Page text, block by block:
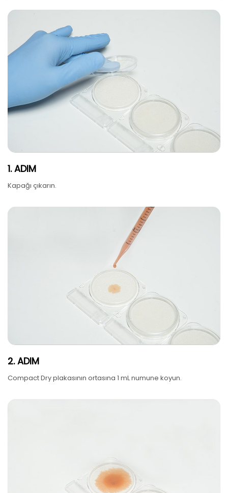
1. ADIM
Kapağı çıkarın.
2. ADIM
Compact Dry plakasının ortasına 1 mL numune koyun.